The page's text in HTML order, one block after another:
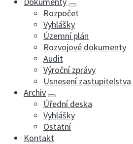
Rozpočet
Vyhlášky
Územní plán
Rozvojové dokumenty
Audit
Výroční zprávy
Usnesení zastupitelstva
Archiv
Úřední deska
Vyhlášky
Ostatní
Kontakt